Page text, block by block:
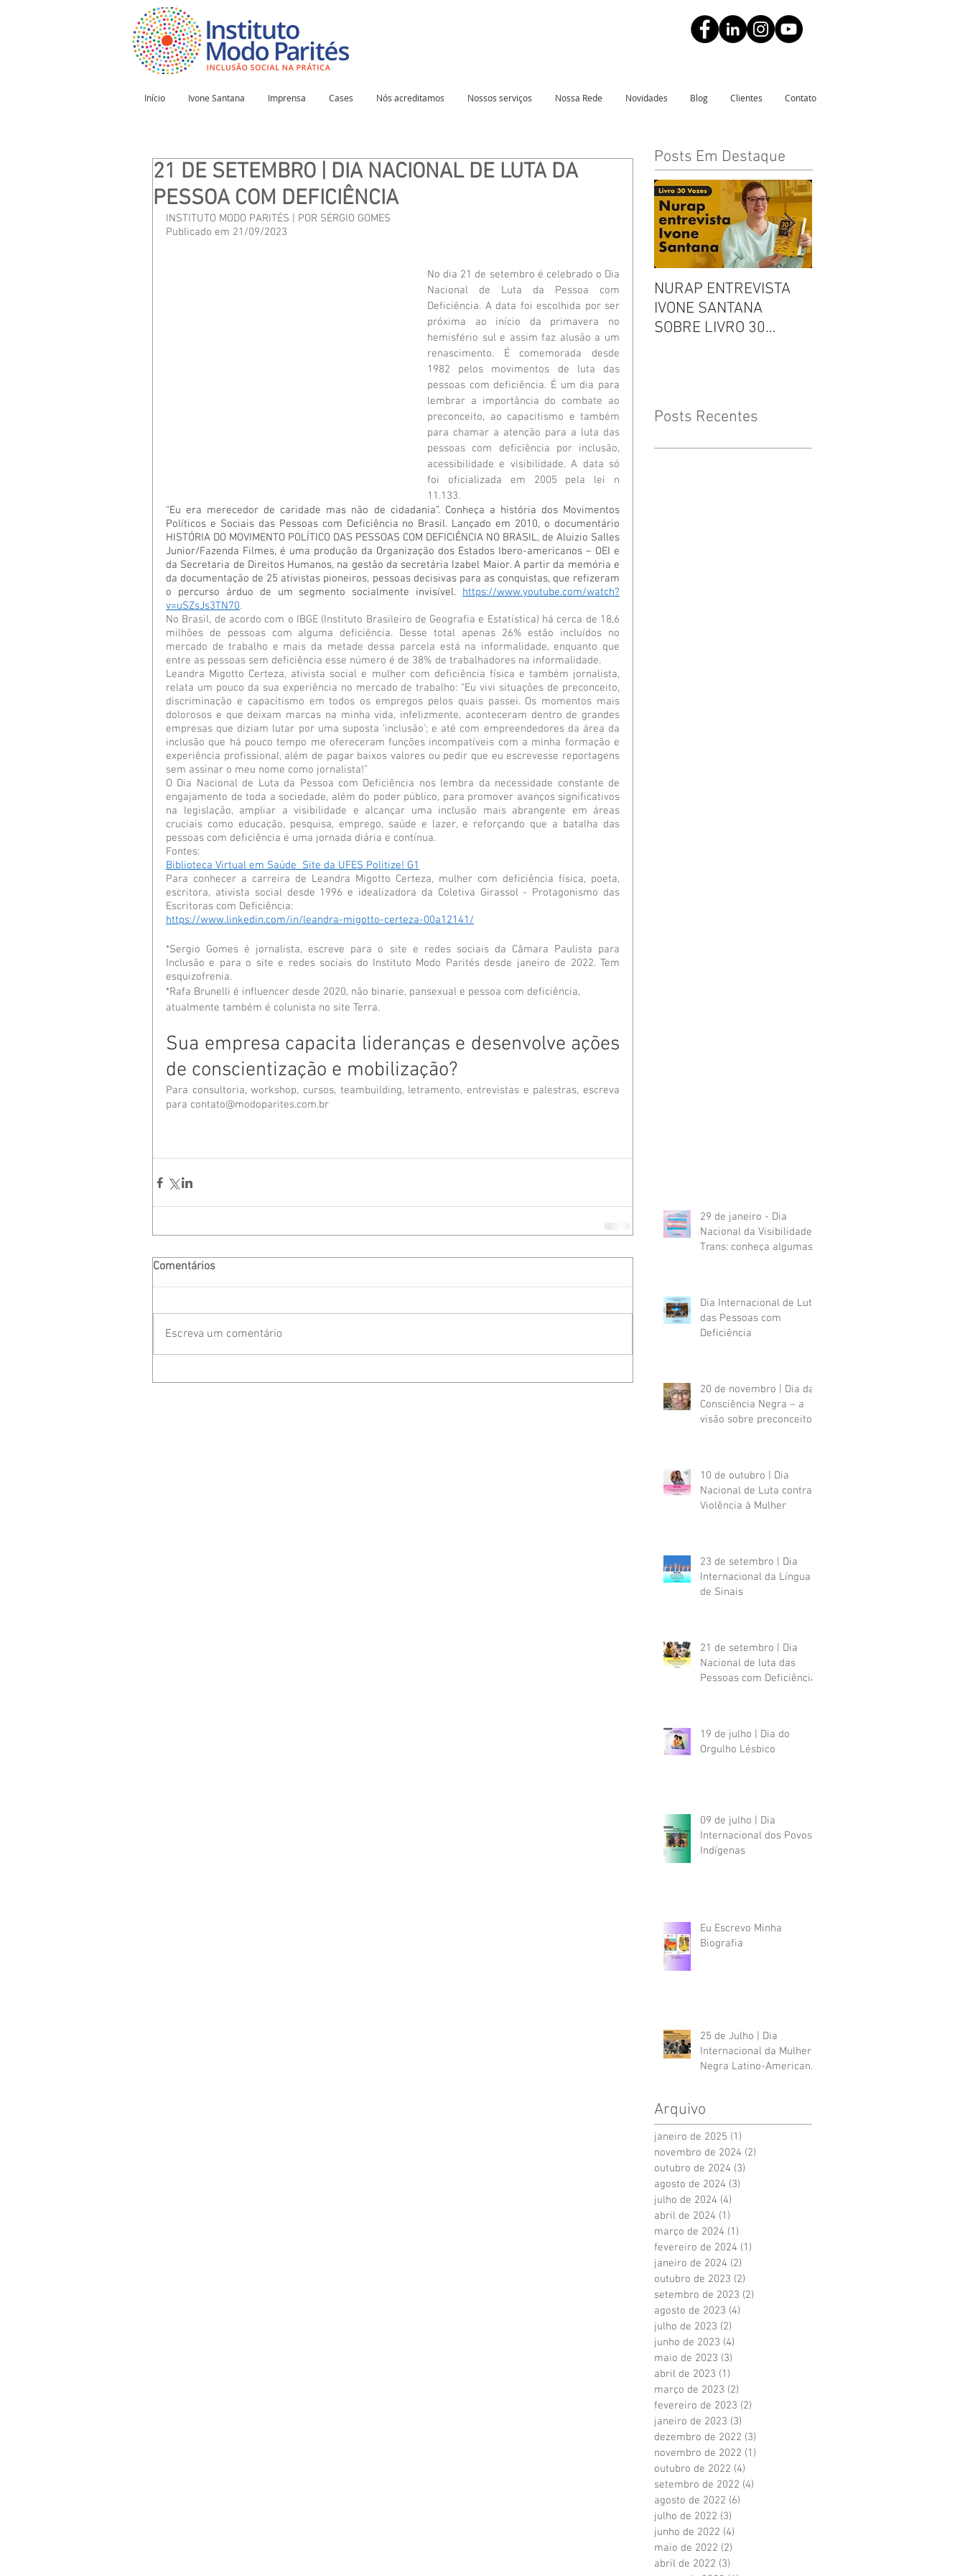
Início Ivone Santana Imprensa Cases Nós acreditamos Nossos serviços Nossa Rede Novidades Blog Clientes Contato
21 DE SETEMBRO | DIA NACIONAL DE LUTA DA
PESSOA COM DEFICIÊNCIA
INSTITUTO MODO PARITÉS | POR SÉRGIO GOMES
Publicado em 21/09/2023
No dia 21 de setembro é celebrado o Dia
Nacional de Luta da Pessoa com
Deficiência. A data foi escolhida por ser
próxima ao início da primavera no
hemisfério sul e assim faz alusão a um
renascimento. É comemorada desde
1982 pelos movimentos de luta das
pessoas com deficiência. É um dia para
lembrar a importância do combate ao
preconceito, ao capacitismo e também
para chamar a atenção para a luta das
pessoas com deficiência por inclusão,
acessibilidade e visibilidade. A data só
foi oficializada em 2005 pela lei n
11.133.
“Eu era merecedor de caridade mas não de cidadania”. Conheça a história dos Movimentos
Políticos e Sociais das Pessoas com Deficiência no Brasil. Lançado em 2010, o documentário
HISTÓRIA DO MOVIMENTO POLÍTICO DAS PESSOAS COM DEFICIÊNCIA NO BRASIL, de Aluizio Salles
Junior/Fazenda Filmes, é uma produção da Organização dos Estados Ibero-americanos – OEI e
da Secretaria de Direitos Humanos, na gestão da secretária Izabel Maior. A partir da memória e
da documentação de 25 ativistas pioneiros, pessoas decisivas para as conquistas, que refizeram
o percurso árduo de um segmento socialmente invisível. https://www.youtube.com/watch?
v=uSZsJs3TN70.
No Brasil, de acordo com o IBGE (Instituto Brasileiro de Geografia e Estatística) há cerca de 18,6
milhões de pessoas com alguma deficiência. Desse total apenas 26% estão incluídos no
mercado de trabalho e mais da metade dessa parcela está na informalidade, enquanto que
entre as pessoas sem deficiência esse número é de 38% de trabalhadores na informalidade.
Leandra Migotto Certeza, ativista social e mulher com deficiência física e também jornalista,
relata um pouco da sua experiência no mercado de trabalho: “Eu vivi situações de preconceito,
discriminação e capacitismo em todos os empregos pelos quais passei. Os momentos mais
dolorosos e que deixam marcas na minha vida, infelizmente, aconteceram dentro de grandes
empresas que diziam lutar por uma suposta ‘inclusão’; e até com empreendedores da área da
inclusão que há pouco tempo me ofereceram funções incompatíveis com a minha formação e
experiência profissional, além de pagar baixos valores ou pedir que eu escrevesse reportagens
sem assinar o meu nome como jornalista!”
O Dia Nacional de Luta da Pessoa com Deficiência nos lembra da necessidade constante de
engajamento de toda a sociedade, além do poder público, para promover avanços significativos
na legislação, ampliar a visibilidade e alcançar uma inclusão mais abrangente em áreas
cruciais como educação, pesquisa, emprego, saúde e lazer, e reforçando que a batalha das
pessoas com deficiência é uma jornada diária e contínua.
Fontes:
Biblioteca Virtual em Saúde Site da UFES Politize! G1
Para conhecer a carreira de Leandra Migotto Certeza, mulher com deficiência física, poeta,
escritora, ativista social desde 1996 e idealizadora da Coletiva Girassol - Protagonismo das
Escritoras com Deficiência:
https://www.linkedin.com/in/leandra-migotto-certeza-00a12141/
*Sergio Gomes é jornalista, escreve para o site e redes sociais da Câmara Paulista para
Inclusão e para o site e redes sociais do Instituto Modo Parités desde janeiro de 2022. Tem
esquizofrenia.
*Rafa Brunelli é influencer desde 2020, não binarie, pansexual e pessoa com deficiência,
atualmente também é colunista no site Terra.
Sua empresa capacita lideranças e desenvolve ações
de conscientização e mobilização?
Para consultoria, workshop, cursos, teambuilding, letramento, entrevistas e palestras, escreva
para contato@modoparites.com.br
Comentários
Escreva um comentário
Posts Em Destaque
NURAP ENTREVISTA
IVONE SANTANA
SOBRE LIVRO 30
Posts Recentes
29 de janeiro - Dia
Nacional da Visibilidade
Trans: conheça algumas
Dia Internacional de Luta
das Pessoas com
Deficiência
20 de novembro | Dia da
Consciência Negra – a
visão sobre preconceitos
10 de outubro | Dia
Nacional de Luta contra a
Violência à Mulher
23 de setembro | Dia
Internacional da Língua
de Sinais
21 de setembro | Dia
Nacional de luta das
Pessoas com Deficiência
19 de julho | Dia do
Orgulho Lésbico
09 de julho | Dia
Internacional dos Povos
Indígenas
Eu Escrevo Minha
Biografia
25 de Julho | Dia
Internacional da Mulher
Negra Latino-Americana
Arquivo
janeiro de 2025 (1)
novembro de 2024 (2)
outubro de 2024 (3)
agosto de 2024 (3)
julho de 2024 (4)
abril de 2024 (1)
março de 2024 (1)
fevereiro de 2024 (1)
janeiro de 2024 (2)
outubro de 2023 (2)
setembro de 2023 (2)
agosto de 2023 (4)
julho de 2023 (2)
junho de 2023 (4)
maio de 2023 (3)
abril de 2023 (1)
março de 2023 (2)
fevereiro de 2023 (2)
janeiro de 2023 (3)
dezembro de 2022 (3)
novembro de 2022 (1)
outubro de 2022 (4)
setembro de 2022 (4)
agosto de 2022 (6)
julho de 2022 (3)
junho de 2022 (4)
maio de 2022 (2)
abril de 2022 (3)